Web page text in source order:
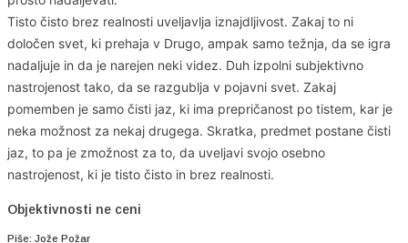
Tisto čisto brez realnosti uveljavlja iznajdljivost. Zakaj to ni
določen svet, ki prehaja v Drugo, ampak samo težnja, da se igra
nadaljuje in da je narejen neki videz. Duh izpolni subjektivno
nastrojenost tako, da se razgublja v pojavni svet. Zakaj
pomemben je samo čisti jaz, ki ima prepričanost po tistem, kar je
neka možnost za nekaj drugega. Skratka, predmet postane čisti
jaz, to pa je zmožnost za to, da uveljavi svojo osebno
nastrojenost, ki je tisto čisto in brez realnosti.
Objektivnosti ne ceni
Piše: Jože Požar